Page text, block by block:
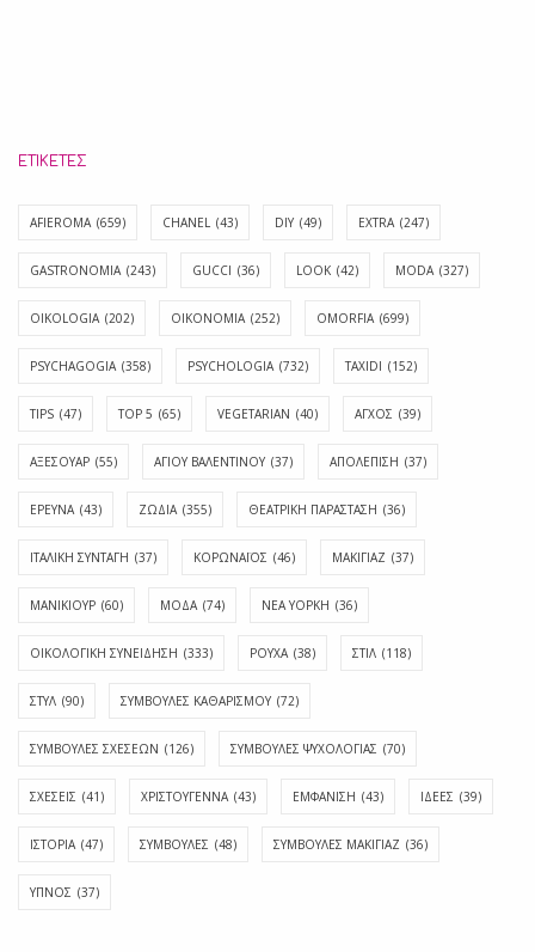
ΕΤΙΚΈΤΕΣ
AFIEROMA (659) CHANEL (43) DIY (49) EXTRA (247)
GASTRONOMIA (243) GUCCI (36) LOOK (42) MODA (327)
OIKOLOGIA (202) OIKONOMIA (252) OMORFIA (699)
PSYCHAGOGIA (358) PSYCHOLOGIA (732) TAXIDI (152)
TIPS (47) TOP 5 (65) VEGETARIAN (40) ΑΓΧΟΣ (39)
ΑΞΕΣΟΥΑΡ (55) ΑΓΊΟΥ ΒΑΛΕΝΤΊΝΟΥ (37) ΑΠΟΛΈΠΙΣΗ (37)
ΕΡΕΥΝΑ (43) ΖΩΔΙΑ (355) ΘΕΑΤΡΙΚΗ ΠΑΡΑΣΤΑΣΗ (36)
ΙΤΑΛΙΚΗ ΣΥΝΤΑΓΗ (37) ΚΟΡΩΝΑΪΟΣ (46) ΜΑΚΙΓΙΑΖ (37)
ΜΑΝΙΚΙΟΥΡ (60) ΜΟΔΑ (74) ΝΕΑ ΥΟΡΚΗ (36)
ΟΙΚΟΛΟΓΙΚΗ ΣΥΝΕΙΔΗΣΗ (333) ΡΟΥΧΑ (38) ΣΤΙΛ (118)
ΣΤΥΛ (90) ΣΥΜΒΟΥΛΕΣ ΚΑΘΑΡΙΣΜΟΥ (72)
ΣΥΜΒΟΥΛΕΣ ΣΧΕΣΕΩΝ (126) ΣΥΜΒΟΥΛΕΣ ΨΥΧΟΛΟΓΙΑΣ (70)
ΣΧΕΣΕΙΣ (41) ΧΡΙΣΤΟΥΓΕΝΝΑ (43) ΕΜΦΆΝΙΣΗ (43) ΙΔΈΕΣ (39)
ΙΣΤΟΡΊΑ (47) ΣΥΜΒΟΥΛΈΣ (48) ΣΥΜΒΟΥΛΈΣ ΜΑΚΙΓΙΆΖ (36)
ΎΠΝΟΣ (37)